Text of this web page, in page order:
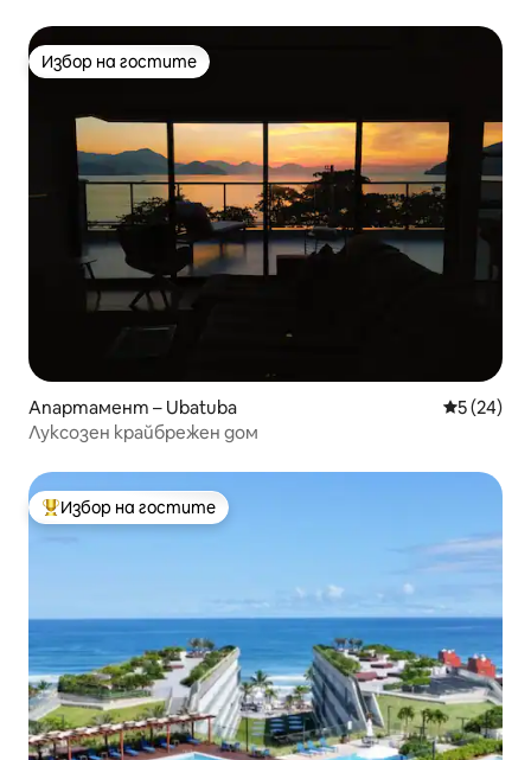
Избор на гостите
Избор на гостите
Апартамент – Ubatuba Средна
5 (24)
Луксозен крайбрежен дом
Най-популярен избор на гостите
Избор на гостите